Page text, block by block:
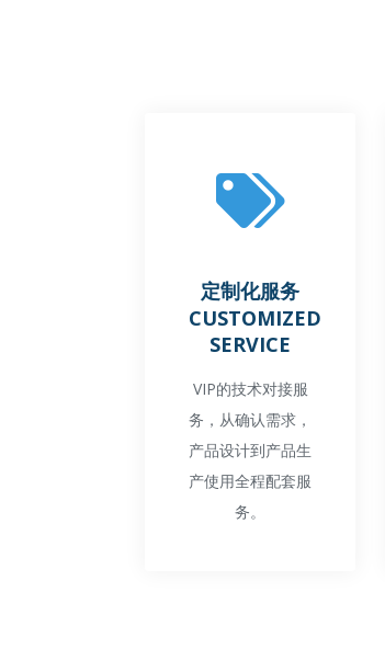
定制化服务
CUSTOMIZED
SERVICE
VIP的技术对接服
务，从确认需求，
产品设计到产品生
产使用全程配套服
务。